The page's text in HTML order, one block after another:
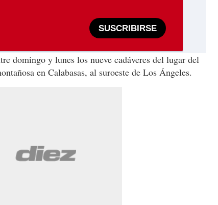
SUSCRIBIRSE
domingo y lunes los nueve cadáveres del lugar del
en Calabasas, al suroeste de Los Ángeles.